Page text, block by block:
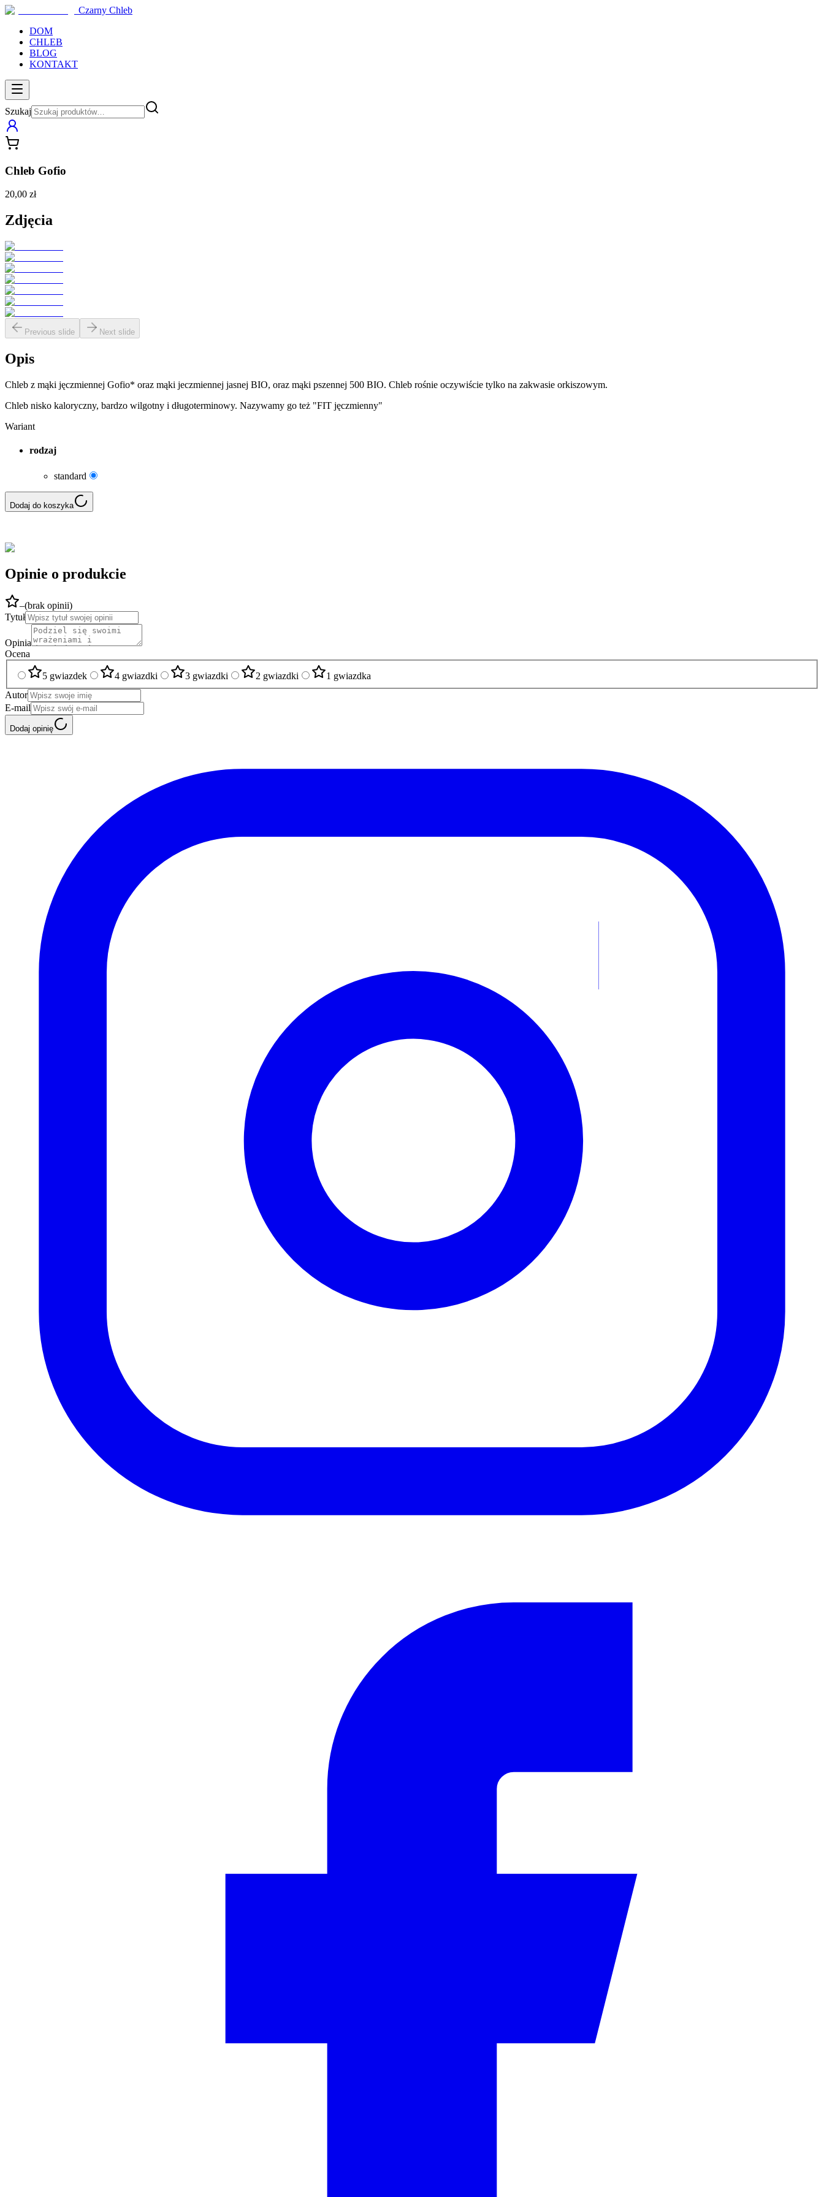
Czarny Chleb
DOM
CHLEB
BLOG
KONTAKT
Szukaj
Chleb Gofio
20,00 zł
Zdjęcia
Previous slide Next slide
Opis
Chleb z mąki jęczmiennej Gofio* oraz mąki jeczmiennej jasnej BIO, oraz mąki pszennej 500 BIO. Chleb rośnie oczywiście tylko na zakwasie orkiszowym.
Chleb nisko kaloryczny, bardzo wilgotny i długoterminowy. Nazywamy go też "FIT jęczmienny"
Wariant
rodzaj
standard
Dodaj do koszyka
Opinie o produkcie
–(brak opinii)
Tytuł
Opinia
Ocena
5 gwiazdek 4 gwiazdki 3 gwiazdki 2 gwiazdki
1 gwiazdka
Autor
E-mail
Dodaj opinię